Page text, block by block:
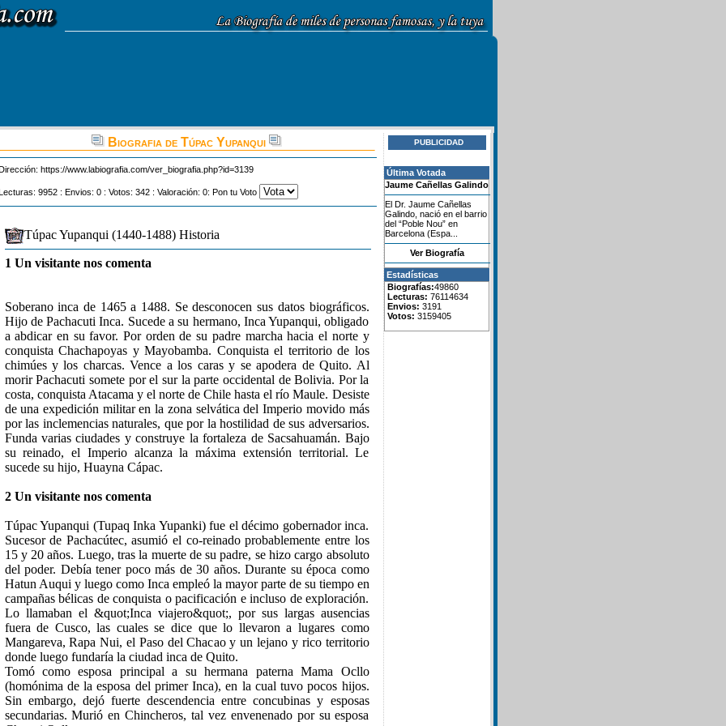
Biografia de Túpac Yupanqui
https://www.labiografia.com/ver_biografia.php?id=3139
9952 : Envios: 0 : Votos: 342 : Valoración: 0: Pon tu Voto
Túpac Yupanqui (1440-1488) Historia
1 Un visitante nos comenta
Soberano inca de 1465 a 1488. Se desconocen sus datos biográficos.
Hijo de Pachacuti Inca. Sucede a su hermano, Inca Yupanqui, obligado
a abdicar en su favor. Por orden de su padre marcha hacia el norte y
conquista Chachapoyas y Mayobamba. Conquista el territorio de los
chimúes y los charcas. Vence a los caras y se apodera de Quito. Al
morir Pachacuti somete por el sur la parte occidental de Bolivia. Por la
costa, conquista Atacama y el norte de Chile hasta el río Maule. Desiste
de una expedición militar en la zona selvática del Imperio movido más
por las inclemencias naturales, que por la hostilidad de sus adversarios.
Funda varias ciudades y construye la fortaleza de Sacsahuamán. Bajo
su reinado, el Imperio alcanza la máxima extensión territorial. Le
sucede su hijo, Huayna Cápac.
2 Un visitante nos comenta
Túpac Yupanqui (Tupaq Inka Yupanki) fue el décimo gobernador inca.
Sucesor de Pachacútec, asumió el co-reinado probablemente entre los
15 y 20 años. Luego, tras la muerte de su padre, se hizo cargo absoluto
del poder. Debía tener poco más de 30 años. Durante su época como
Hatun Auqui y luego como Inca empleó la mayor parte de su tiempo en
campañas bélicas de conquista o pacificación e incluso de exploración.
Lo llamaban el &quot;Inca viajero&quot;, por sus largas ausencias
fuera de Cusco, las cuales se dice que lo llevaron a lugares como
Mangareva, Rapa Nui, el Paso del Chacao y un lejano y rico territorio
donde luego fundaría la ciudad inca de Quito.
Tomó como esposa principal a su hermana paterna Mama Ocllo
(homónima de la esposa del primer Inca), en la cual tuvo pocos hijos.
Sin embargo, dejó fuerte descendencia entre concubinas y esposas
secundarias. Murió en Chincheros, tal vez envenenado por su esposa
PUBLICIDAD
Última Votada
Jaume Cañellas Galindo
El Dr. Jaume Cañellas
Galindo, nació en el barrio
del “Poble Nou” en
Barcelona (Espa...
Ver Biografía
Estadísticas
Biografías:49860
Lecturas: 76114634
Envios: 3191
Votos: 3159405